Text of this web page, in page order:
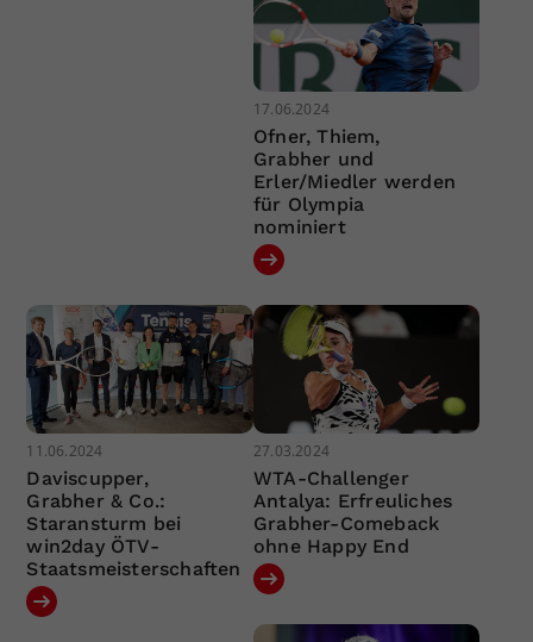
17.06.2024
Ofner, Thiem,
Grabher und
Erler/Miedler werden
für Olympia
nominiert
11.06.2024
Daviscupper,
Grabher & Co.:
Staransturm bei
win2day ÖTV-
Staatsmeisterschaften
27.03.2024
WTA-Challenger
Antalya: Erfreuliches
Grabher-Comeback
ohne Happy End